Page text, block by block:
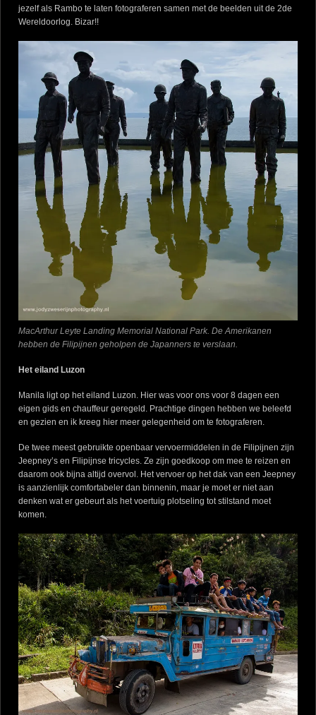
jezelf als Rambo te laten fotograferen samen met de beelden uit de 2de
Wereldoorlog. Bizar!!
MacArthur Leyte Landing Memorial National Park. De Amerikanen
hebben de Filipijnen geholpen de Japanners te verslaan.
Het eiland Luzon
Manila ligt op het eiland Luzon. Hier was voor ons voor 8 dagen een
eigen gids en chauffeur geregeld. Prachtige dingen hebben we beleefd
en gezien en ik kreeg hier meer gelegenheid om te fotograferen.
De twee meest gebruikte openbaar vervoermiddelen in de Filipijnen zijn
Jeepney’s en Filipijnse tricycles. Ze zijn goedkoop om mee te reizen en
daarom ook bijna altijd overvol. Het vervoer op het dak van een Jeepney
is aanzienlijk comfortabeler dan binnenin, maar je moet er niet aan
denken wat er gebeurt als het voertuig plotseling tot stilstand moet
komen.